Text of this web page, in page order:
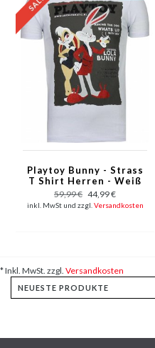
Playtoy Bunny - Strass
T Shirt Herren - Weiß
59,99 € 44,99 €
inkl. MwSt und zzgl. Versandkosten
* Inkl. MwSt. zzgl. Versandkosten